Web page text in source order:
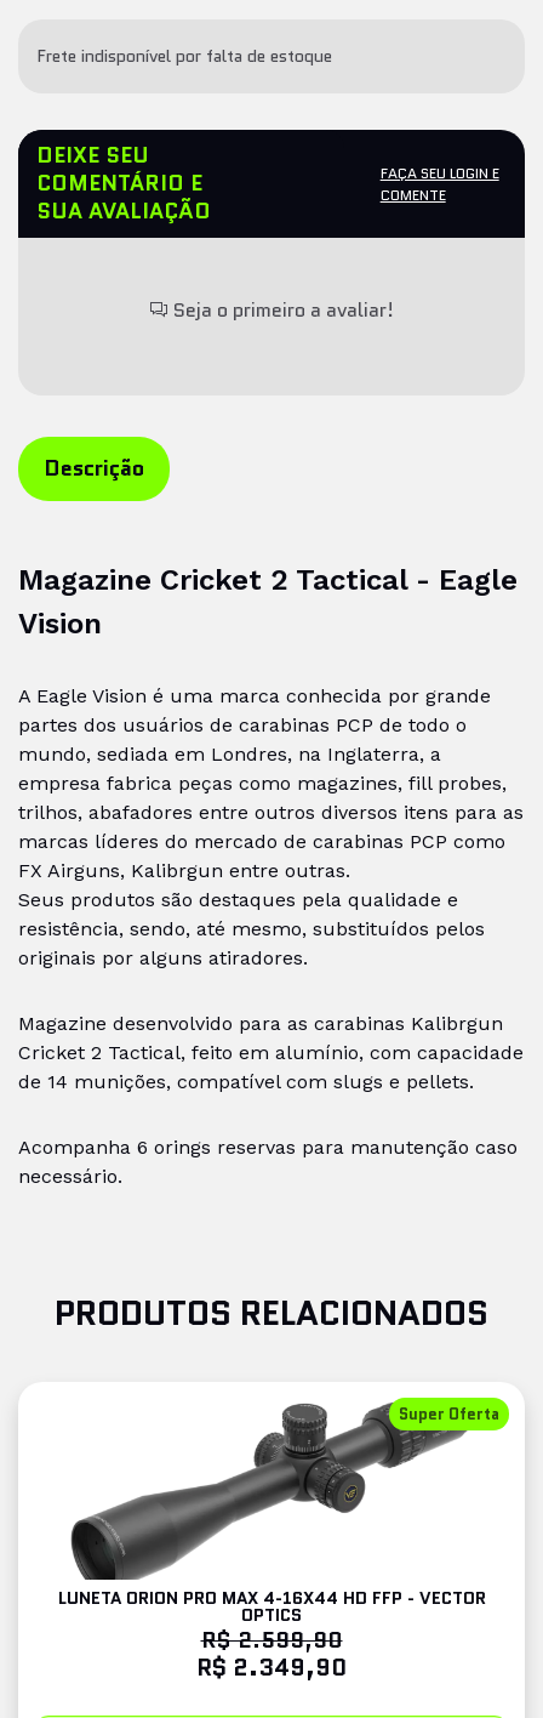
Descrição
Magazine Cricket 2 Tactical - Eagle
Vision
A Eagle Vision é uma marca conhecida por grande
partes dos usuários de carabinas PCP de todo o
mundo, sediada em Londres, na Inglaterra, a
empresa fabrica peças como magazines, fill probes,
trilhos, abafadores entre outros diversos itens para as
marcas líderes do mercado de carabinas PCP como
FX Airguns, Kalibrgun entre outras.
Seus produtos são destaques pela qualidade e
resistência, sendo, até mesmo, substituídos pelos
originais por alguns atiradores.
Magazine desenvolvido para as carabinas Kalibrgun
Cricket 2 Tactical, feito em alumínio, com capacidade
de 14 munições, compatível com slugs e pellets.
Acompanha 6 orings reservas para manutenção caso
necessário.
Frete indisponível por falta de estoque
DEIXE SEU
COMENTÁRIO E
SUA AVALIAÇÃO
FAÇA SEU LOGIN E
COMENTE
Seja o primeiro a avaliar!
PRODUTOS RELACIONADOS
Super Oferta
LUNETA ORION PRO MAX 4-16X44 HD FFP - VECTOR
OPTICS
R$ 2.599,90
R$ 2.349,90